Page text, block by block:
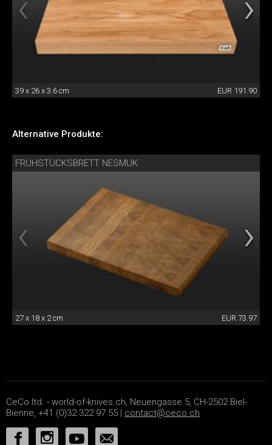
39 x 26 x 3.6 cm EUR 191.90
Alternative Produkte:
FRÜHSTÜCKSBRETT NESMUK
27 x 18 x 2 cm EUR 73.97
CeCo ltd. - world-of-knives.ch, Neuengasse 5, CH-2502 Biel-
Bienne, +41 (0)32 322 97 55 | contact@ceco.ch